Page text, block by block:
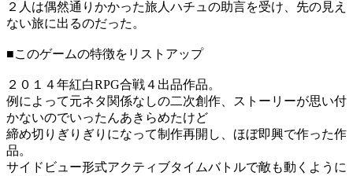
２人は偶然通りかかった旅人ハチュの助言を受け、先の見え
ない旅に出るのだった。
■このゲームの特徴をリストアップ
２０１４年紅白RPG合戦４出品作品。
例によって元ネタ関係なしの二次創作、ストーリーが思い付
かないのでいったんあきらめたけど
締め切りぎりぎりになって制作再開し、ほぼ即興で作った作
品。
サイドビュー形式アクティブタイムバトルで敵も動くように